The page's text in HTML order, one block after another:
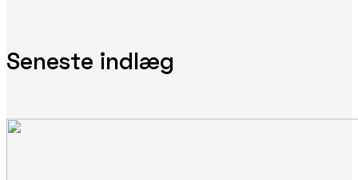
Seneste indlæg